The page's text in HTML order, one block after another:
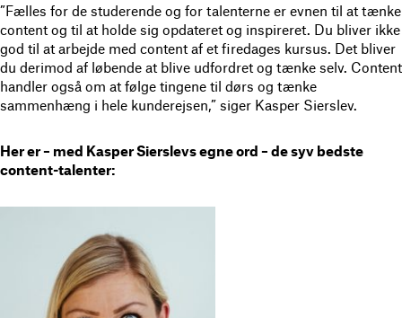
”Fælles for de studerende og for talenterne er evnen til at tænke
content og til at holde sig opdateret og inspireret. Du bliver ikke
god til at arbejde med content af et firedages kursus. Det bliver
du derimod af løbende at blive udfordret og tænke selv. Content
handler også om at følge tingene til dørs og tænke
sammenhæng i hele kunderejsen,” siger Kasper Sierslev.
Her er – med Kasper Sierslevs egne ord – de syv bedste
content-talenter: